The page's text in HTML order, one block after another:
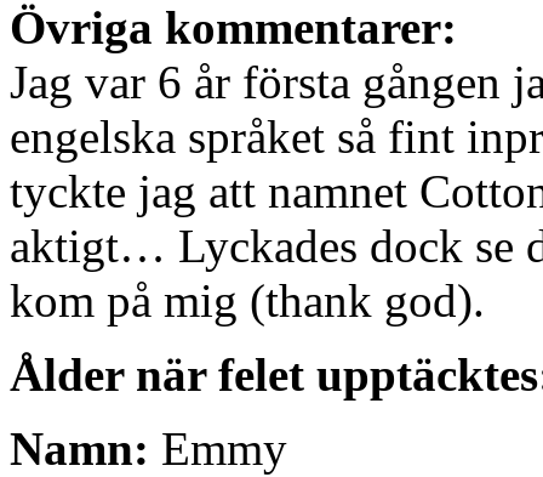
Övriga kommentarer:
Jag var 6 år första gången
engelska språket så fint
tyckte jag att namnet
aktigt… Lyckades dock se
kom på mig (thank god).
Ålder när felet
Namn: Emmy